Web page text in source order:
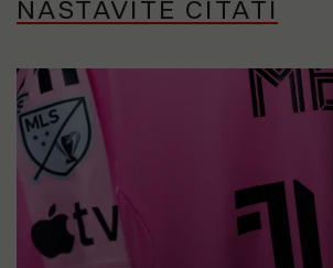
NASTAVITE ČITATI